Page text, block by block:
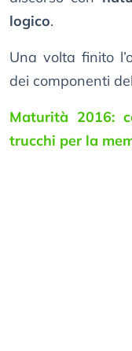
logico.
Una volta finito
dei componenti
Maturità 2016:
trucchi per la